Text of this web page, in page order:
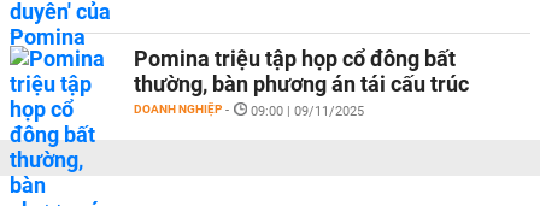
Pomina triệu tập họp cổ đông bất
thường, bàn phương án tái cấu trúc
DOANH NGHIỆP - 09:00 | 09/11/2025